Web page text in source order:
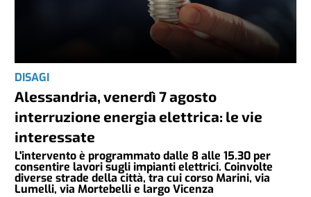
DISAGI
Alessandria, venerdì 7 agosto
interruzione energia elettrica: le vie
interessate
L'intervento è programmato dalle 8 alle 15.30 per
consentire lavori sugli impianti elettrici. Coinvolte
diverse strade della città, tra cui corso Marini, via
Lumelli, via Mortebelli e largo Vicenza